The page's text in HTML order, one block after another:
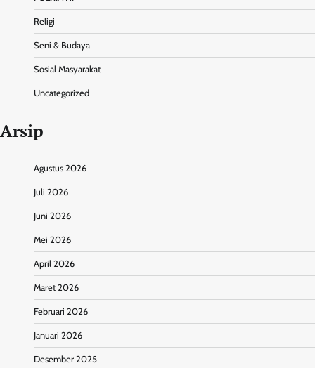
Religi
Seni & Budaya
Sosial Masyarakat
Uncategorized
Arsip
Agustus 2026
Juli 2026
Juni 2026
Mei 2026
April 2026
Maret 2026
Februari 2026
Januari 2026
Desember 2025